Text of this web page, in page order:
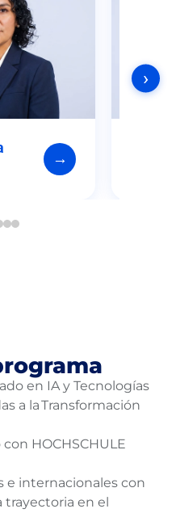
→
›
en IA y Tecnologías
a la Transformación
HOCHSCHULE
e internacionales con
trayectoria en el